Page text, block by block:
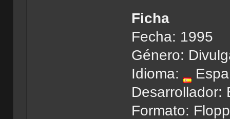
Ficha
Fecha: 1995
Género:
Idioma:
Desarrollador:
Formato: